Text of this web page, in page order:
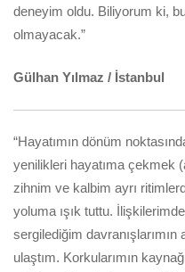
deneyim oldu. Biliyorum ki,
olmayacak.”
Gülhan Yılmaz / İstanbul
“Hayatımın dönüm
yenilikleri hayatıma çekmek
zihnim ve kalbim ayrı
yoluma ışık tuttu.
sergilediğim davranışlarımın
ulaştım. Korkularımın